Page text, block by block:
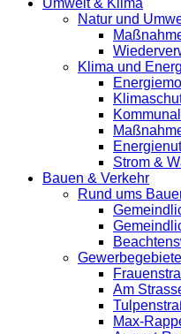
Umwelt & Klima
Natur und
Klima und
Strom &
Bauen & Verkehr
Rund ums
Gewerbegebiete
Am
Max-